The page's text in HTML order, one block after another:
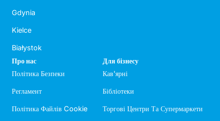
Gdynia
Kielce
Białystok
Про нас
Політика Безпеки
Регламент
Політика Файлів Cookie
Для бізнесу
Кав'ярні
Бібліотеки
Торгові Центри Та Супермаркети